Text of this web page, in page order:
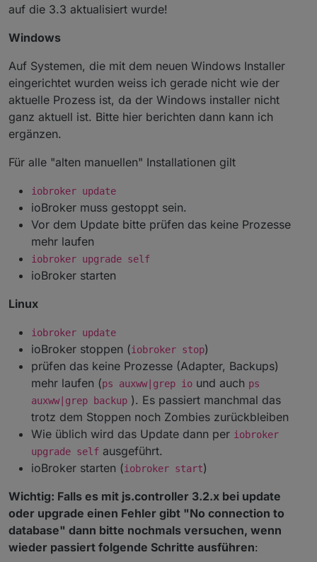
auf die 3.3 aktualisiert wurde!
Windows
Auf Systemen, die mit dem neuen Windows Installer
eingerichtet wurden weiss ich gerade nicht wie der
aktuelle Prozess ist, da der Windows installer nicht
ganz aktuell ist. Bitte hier berichten dann kann ich
ergänzen.
Für alle "alten manuellen" Installationen gilt
iobroker update
ioBroker muss gestoppt sein.
Vor dem Update bitte prüfen das keine Prozesse
mehr laufen
iobroker upgrade self
ioBroker starten
Linux
iobroker update
ioBroker stoppen (iobroker stop)
prüfen das keine Prozesse (Adapter, Backups)
mehr laufen (ps auxww|grep io und auch ps
auxww|grep backup ). Es passiert manchmal das
trotz dem Stoppen noch Zombies zurückbleiben
Wie üblich wird das Update dann per iobroker
upgrade self ausgeführt.
ioBroker starten (iobroker start)
Wichtig: Falls es mit js.controller 3.2.x bei update
oder upgrade einen Fehler gibt "No connection to
database" dann bitte nochmals versuchen, wenn
wieder passiert folgende Schritte ausführen: